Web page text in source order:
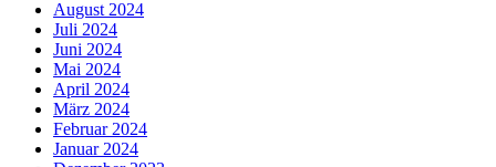
August 2024
Juli 2024
Juni 2024
Mai 2024
April 2024
März 2024
Februar 2024
Januar 2024